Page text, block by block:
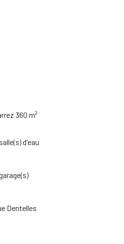
360 m²
d'eau
Dentelles